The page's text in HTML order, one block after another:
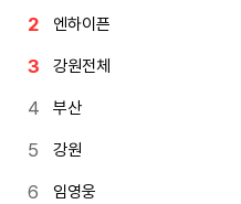
엔하이픈
강원전체
부산
강원
임영웅